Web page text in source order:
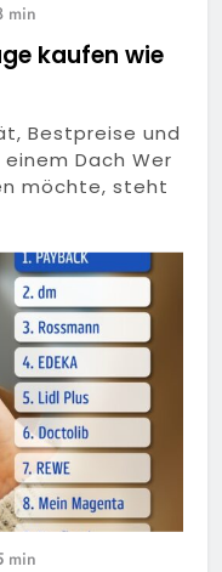
min
kaufen wie
Bestpreise und
Dach Wer
möchte, steht
min